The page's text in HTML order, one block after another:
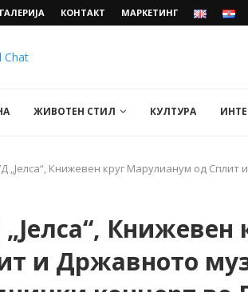
ГАЛЕРИЈА КОНТАКТ МАРКЕТИНГ
ЖИВОТЕН СТИЛ КУЛТУРА
„Јелса“, Книжевен круг Марулианум од
и Државното